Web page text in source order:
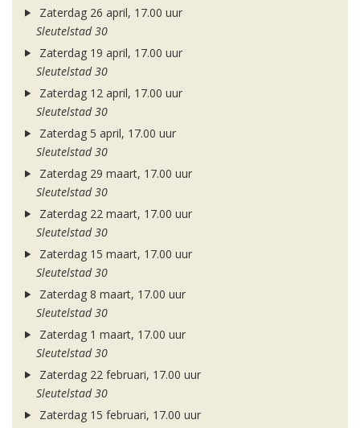
Zaterdag 26 april, 17.00 uur
Sleutelstad 30
Zaterdag 19 april, 17.00 uur
Sleutelstad 30
Zaterdag 12 april, 17.00 uur
Sleutelstad 30
Zaterdag 5 april, 17.00 uur
Sleutelstad 30
Zaterdag 29 maart, 17.00 uur
Sleutelstad 30
Zaterdag 22 maart, 17.00 uur
Sleutelstad 30
Zaterdag 15 maart, 17.00 uur
Sleutelstad 30
Zaterdag 8 maart, 17.00 uur
Sleutelstad 30
Zaterdag 1 maart, 17.00 uur
Sleutelstad 30
Zaterdag 22 februari, 17.00 uur
Sleutelstad 30
Zaterdag 15 februari, 17.00 uur